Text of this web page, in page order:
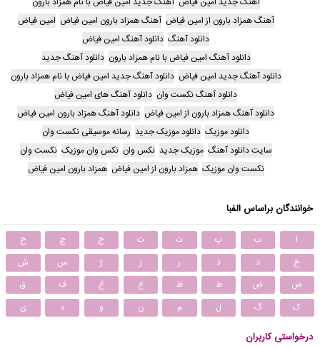
آهنگ همزاد بارون از امین فیاض آهنگ همزاد بارون امین فیاض امین فیاض
دانلود آهنگ دانلود آهنگ امین فیاض
دانلود آهنگ امین فیاض با نام همزاد بارون دانلود آهنگ جدید
دانلود آهنگ جدید امین فیاض دانلود آهنگ جدید امین فیاض با نام همزاد بارون
دانلود آهنگ نکست وان دانلود آهنگ های امین فیاض
دانلود آهنگ همزاد بارون از امین فیاض دانلود آهنگ همزاد بارون امین فیاض
دانلود موزیک دانلود موزیک جدید رسانه موسیقی نکست وان
سایت دانلود آهنگ موزیک جدید نکس وان نکس وان موزیک نکست وان
نکست وان موزیک همزاد بارون از امین فیاض همزاد بارون امین فیاض
خوانندگان براساس الفبا
ا ب پ ت ث ج چ
ح
خ
د ذ ر ز ژ س
ش
ص
ض ط ظ ع غ ف
ق
ک
گ ل م ن و ه ی
درخواستی کاربران